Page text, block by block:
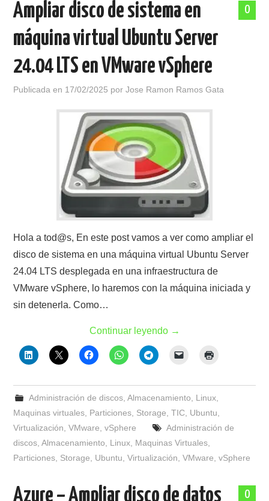
POLÍTICA DE PRIVACIDAD
0
Ampliar disco de sistema en
máquina virtual Ubuntu Server
24.04 LTS en VMware vSphere
Publicada en 17/02/2025 porJose Ramon Ramos Gata
Hola a tod@s, En este post vamos a ver como ampliar el
disco de sistema en una máquina virtual Ubuntu Server
24.04 LTS desplegada en una infraestructura de
VMware vSphere, lo haremos con la máquina iniciada y
sin detenerla. Como…
Continuar leyendo →
Administración de discos, Almacenamiento Linux,
Maquinas virtuales Particiones Storage ,TIC Ubuntu
Virtualización ,VMware ,vSphere
Administración de
discos ,Almacenamiento Linux Maquinas Virtuales
Particiones Storage Ubuntu ,Virtualización ,VMware ,vSphere
0
Azure – Ampliar disco de datos